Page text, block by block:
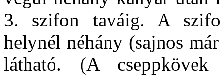
3. szifon taváig. A
helynél néhány (sajnos
látható. (A